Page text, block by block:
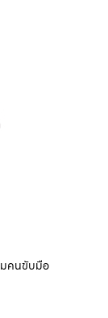
มคนขับมือ